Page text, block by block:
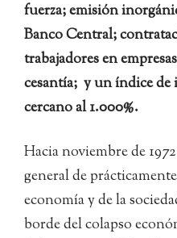
fuerza; emisión
Banco Central;
trabajadores en
cesantía; y un índice de
cercano al 1.000%.
Hacia noviembre de
general de
economía y de la
borde del colapso